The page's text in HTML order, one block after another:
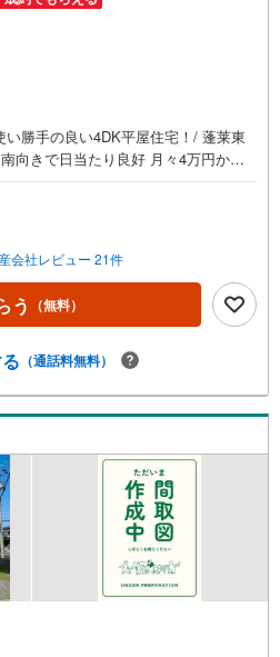
い勝手の良い4DK平屋住宅！/ 蓬莱東
向きで日当たり良好 月々4万円から
不動産会社です！福島県出身スタッ
知した暮らし目線のご提案が強み。
の高評価をいただいています！実際
参考になさってください。＼住宅ロ
です！/「通るかな…？」と不安な段階
己資金が少ない方のご相談実績もあり
来のことを一緒にゆっくり考えま
ます。おむつ替えやミルクのお湯な
いてしまっても大丈夫ですので、安
ね。ご相談だけでも大歓迎です！迷
、ぜひ一度お話ししてみませんか？
会社レビュー 21件
う （無料）
（通話料無料）